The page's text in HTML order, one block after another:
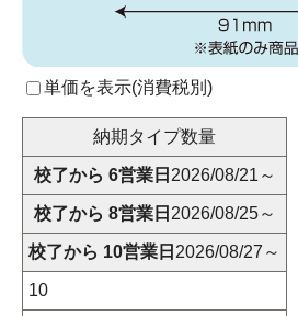
単価を表示(消費税別 )
納期タイプ数量
校了から 6営業日 2026/08/21～
校了から 8営業日 2026/08/25～
校了から 10営業日 2026/08/27～
10